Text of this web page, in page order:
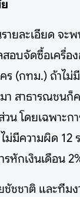
ายละเอียด จะ
อบจัดซื้อเครื่อ
ร (กทม.) ถ้าไม่
า สาธารณชนก็
โดยเฉพาะกา
ไม่มีความผิด 12
รหักเงินเดือน
ชัชชาติ และทีม